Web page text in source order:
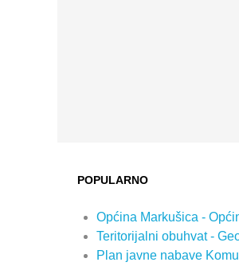
POPULARNO
Općina Markušica -
Teritorijalni obuhvat -
Plan javne nabave